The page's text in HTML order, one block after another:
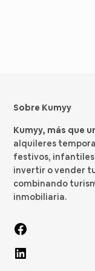
Sobre Kumyy
Kumyy, más que
alquileres
festivos,
invertir o vender
combinando
inmobiliaria.